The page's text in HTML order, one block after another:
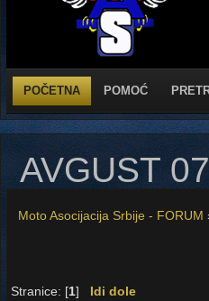
POČETNA POMOĆ
AVGUST
Moto Asocijacija Srbije - FORUM
Stranice: [1] Idi dole